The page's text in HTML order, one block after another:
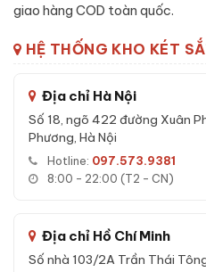
Đặc tính kỹ thuật
BJ-120LJ 5 phương
Model:BJ-120LJ
Trọng lượng:196 kg
Kích thước ngoài (CxRxS):
Hệ thống báo động:Báo
Độ dày thép thân: 5 mm
giao hàng COD toàn quốc.
HỆ THỐNG KHO KÉT
Địa chỉ Hà Nội
Số 18, ngõ 422 đường Xuân
Phương, Hà Nội
Hotline: 097.573.9381
8:00 - 22:00 (T2 - CN)
Địa chỉ Hồ Chí Minh
Số nhà 103/2A Trần Thái